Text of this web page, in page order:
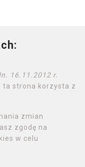
16.11.2012 r.
ta strona korzysta z
zmian
zgodę na
w celu